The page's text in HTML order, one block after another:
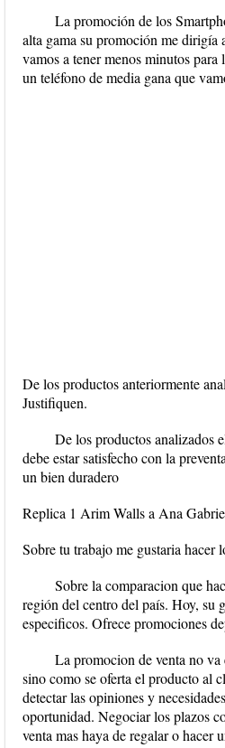
La promoción de los
alta gama su promoción me
vamos a tener menos minutos
un teléfono de media gana que
De los productos anteriormente
Justifiquen.
De los productos analizados
debe estar satisfecho con la
un bien duradero
Replica 1 Arim Walls a Ana
Sobre tu trabajo me gustaria hacer
Sobre la comparacion que
región del centro del país. Hoy, su
especificos. Ofrece promociones
La promocion de venta no va
sino como se oferta el producto al
detectar las opiniones y
oportunidad. Negociar los plazos
venta mas haya de regalar o hacer